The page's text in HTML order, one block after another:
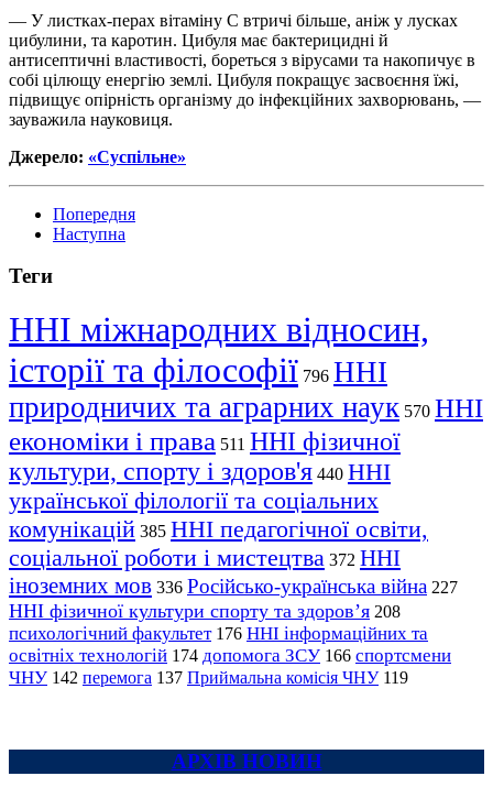
— У листках-перах вітаміну С втричі більше, аніж у лусках
цибулини, та каротин. Цибуля має бактерицидні й
антисептичні властивості, бореться з вірусами та накопичує в
собі цілющу енергію землі. Цибуля покращує засвоєння їжі,
підвищує опірність організму до інфекційних захворювань, —
зауважила науковиця.
Джерело: «Суспільне»
Попередня
Наступна
Теги
ННІ міжнародних відносин,
історії та філософії 796 ННІ
природничих та аграрних наук 570 ННІ
економіки і права 511 ННІ фізичної
культури, спорту і здоров'я 440 ННІ
української філології та соціальних
комунікацій 385 ННІ педагогічної освіти,
соціальної роботи і мистецтва 372 ННІ
іноземних мов 336 Російсько-українська війна 227
ННІ фізичної культури спорту та здоров’я 208
психологічний факультет 176 ННІ інформаційних та
освітніх технологій 174 допомога ЗСУ 166 спортсмени
ЧНУ 142 перемога 137 Приймальна комісія ЧНУ 119
АРХІВ НОВИН